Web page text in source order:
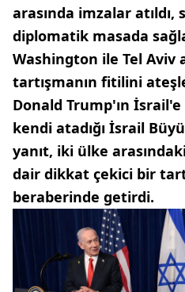
arasında imzalar
diplomatik masada
Washington ile Tel Aviv
tartışmanın fitilini
Donald Trump'ın
kendi atadığı İsrail
yanıt, iki ülke
dair dikkat çekici bir
beraberinde getirdi.